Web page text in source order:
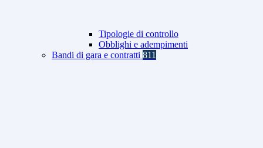
Tipologie di controllo
Obblighi e adempimenti
Bandi di gara e contratti 811